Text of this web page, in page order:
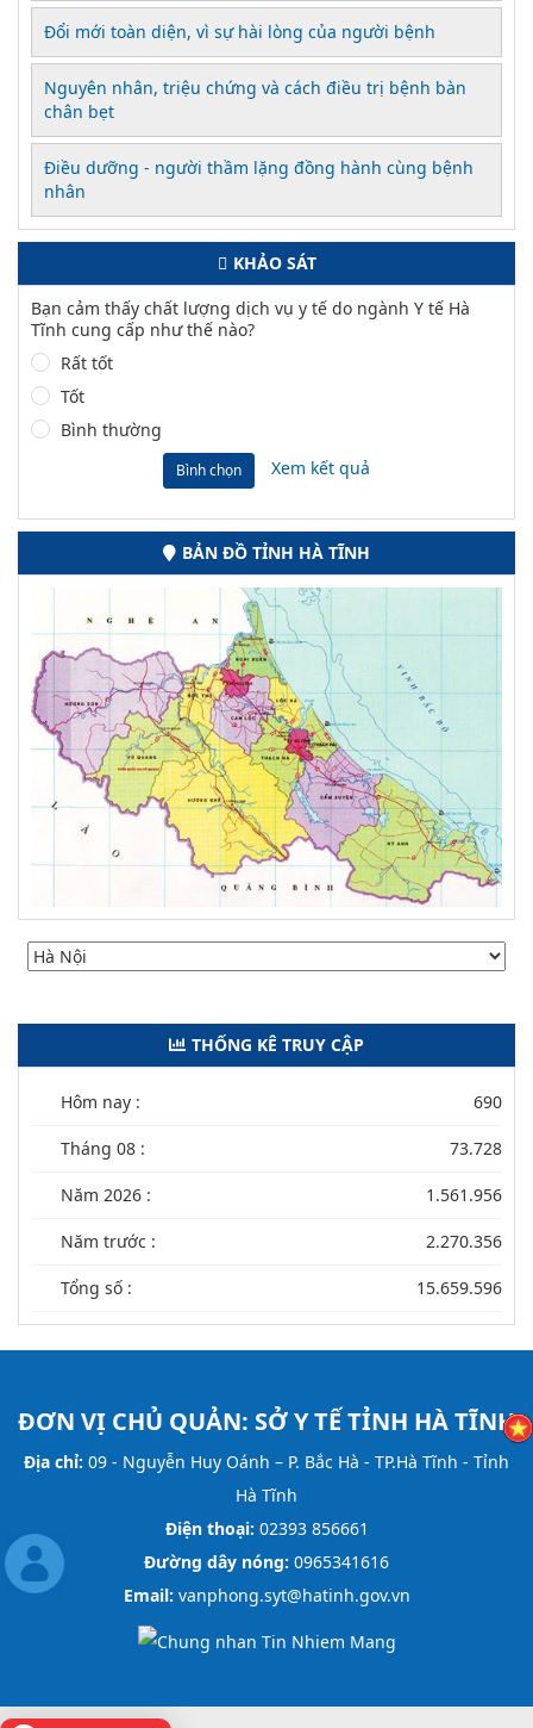
Đổi mới toàn diện, vì sự hài lòng của người bệnh
Nguyên nhân, triệu chứng và cách điều trị bệnh bàn
chân bẹt
Điều dưỡng - người thầm lặng đồng hành cùng bệnh
nhân
KHẢO SÁT
Bạn cảm thấy chất lượng dịch vụ y tế do ngành Y tế Hà
Tĩnh cung cấp như thế nào?
Rất tốt
Tốt
Bình thường
Bình chọn Xem kết quả
BẢN ĐỒ TỈNH HÀ TĨNH
THỐNG KÊ TRUY CẬP
Hôm nay : 690
Tháng 08 : 73.728
Năm 2026 : 1.561.956
Năm trước : 2.270.356
Tổng số : 15.659.596
ĐƠN VỊ CHỦ QUẢN: SỞ Y TẾ TỈNH HÀ TĨNH
Địa chỉ: 09 - Nguyễn Huy Oánh – P. Bắc Hà - TP.Hà Tĩnh - Tỉnh
Hà Tĩnh
Điện thoại: 02393 856661
Đường dây nóng: 0965341616
Email: vanphong.syt@hatinh.gov.vn